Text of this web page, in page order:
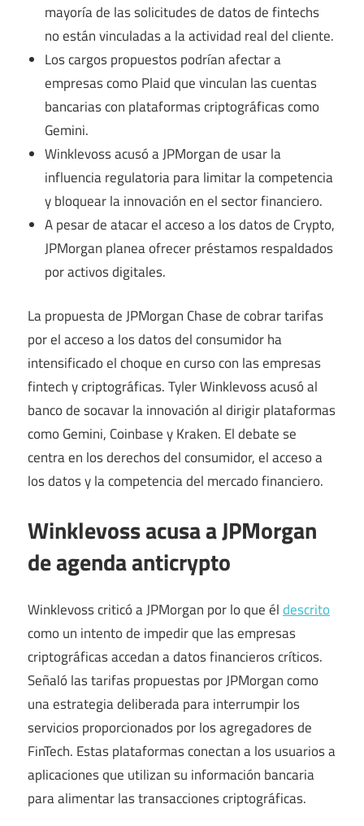
mayoría de las solicitudes de datos de fintechs
no están vinculadas a la actividad real del cliente.
Los cargos propuestos podrían afectar a
empresas como Plaid que vinculan las cuentas
bancarias con plataformas criptográficas como
Gemini.
Winklevoss acusó a JPMorgan de usar la
influencia regulatoria para limitar la competencia
y bloquear la innovación en el sector financiero.
A pesar de atacar el acceso a los datos de Crypto,
JPMorgan planea ofrecer préstamos respaldados
por activos digitales.
La propuesta de JPMorgan Chase de cobrar tarifas
por el acceso a los datos del consumidor ha
intensificado el choque en curso con las empresas
fintech y criptográficas. Tyler Winklevoss acusó al
banco de socavar la innovación al dirigir plataformas
como Gemini, Coinbase y Kraken. El debate se
centra en los derechos del consumidor, el acceso a
los datos y la competencia del mercado financiero.
Winklevoss acusa a JPMorgan
de agenda anticrypto
Winklevoss criticó a JPMorgan por lo que éldescrito
como un intento de impedir que las empresas
criptográficas accedan a datos financieros críticos.
Señaló las tarifas propuestas por JPMorgan como
una estrategia deliberada para interrumpir los
servicios proporcionados por los agregadores de
FinTech. Estas plataformas conectan a los usuarios a
aplicaciones que utilizan su información bancaria
para alimentar las transacciones criptográficas.